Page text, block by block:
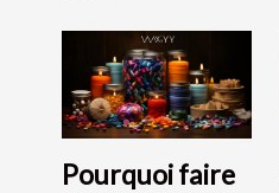
Pourquoi faire